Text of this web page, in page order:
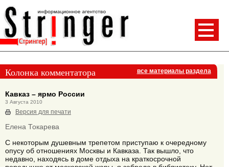
Колонка комментатора все материалы раздела
Кавказ – ярмо России
3 Августа 2010
Версия для печати
Елена Токарева
С некоторым душевным трепетом приступаю к очередному
опусу об отношениях Москвы и Кавказа. Так вышло, что
недавно, находясь в доме отдыха на краткосрочной